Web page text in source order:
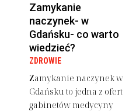
Zamykanie
naczynek- w
Gdańsku- co warto
wiedzieć?
ZDROWIE
Zamykanie naczynek w
Gdańsku to jedna z ofert
gabinetów medycyny